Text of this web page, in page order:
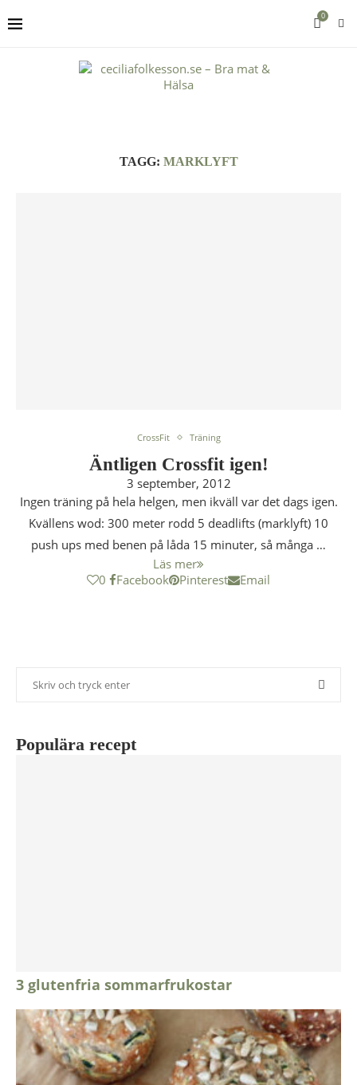
0
TAGG: MARKLYFT
CrossFit Träning
Äntligen Crossfit igen!
3 september, 2012
Ingen träning på hela helgen, men ikväll var det dags igen.
Kvällens wod: 300 meter rodd 5 deadlifts (marklyft) 10
push ups med benen på låda 15 minuter, så många …
Läs mer
0
Facebook Pinterest Email
Populära recept
3 glutenfria sommarfrukostar